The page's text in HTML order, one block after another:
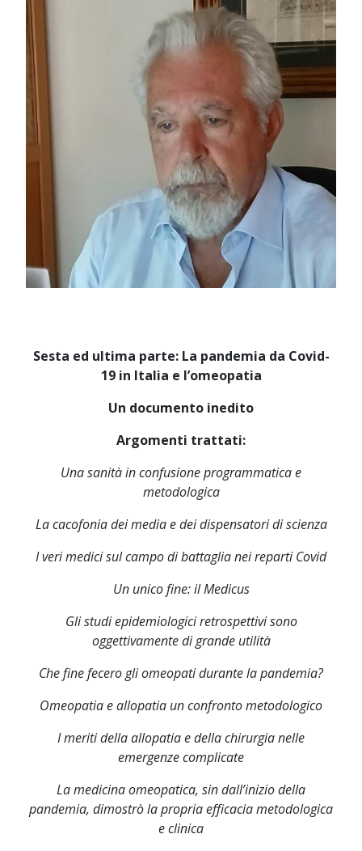
Sesta ed ultima parte: La pandemia da Covid-
19 in Italia e l’omeopatia
Un documento inedito
Argomenti trattati:
Una sanità in confusione programmatica e
metodologica
La cacofonia dei media e dei dispensatori di scienza
I veri medici sul campo di battaglia nei reparti Covid
Un unico fine: il Medicus
Gli studi epidemiologici retrospettivi sono
oggettivamente di grande utilità
Che fine fecero gli omeopati durante la pandemia?
Omeopatia e allopatia un confronto metodologico
I meriti della allopatia e della chirurgia nelle
emergenze complicate
La medicina omeopatica, sin dall’inizio della
pandemia, dimostrò la propria efficacia metodologica
e clinica